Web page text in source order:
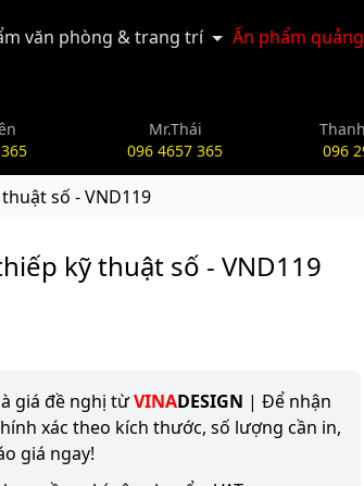
văn phòng & trang trí Ấn phẩm
Mr.Thái
096 4657 365
096
số - VND119
kỹ thuật số - VND119
giá đề nghị từVINADESIGN | Để nhận
xác theo kích thước, số lượng cần in,
giá ngay!